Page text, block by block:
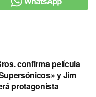
confirma película
y Jim
protagonista